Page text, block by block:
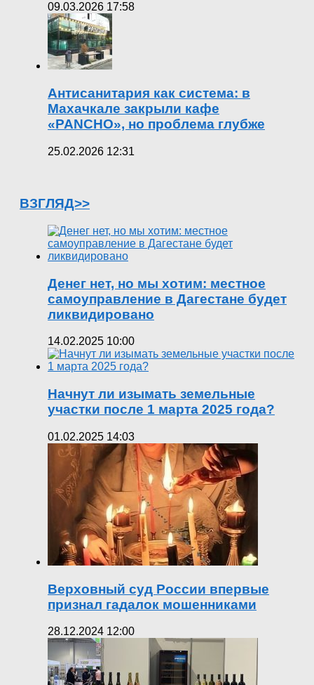
09.03.2026 17:58
Антисанитария как система: в
Махачкале закрыли кафе
«PANCHO», но проблема глубже
25.02.2026 12:31
ВЗГЛЯД>>
Денег нет, но мы хотим: местное
самоуправление в Дагестане будет
ликвидировано
14.02.2025 10:00
Начнут ли изымать земельные
участки после 1 марта 2025 года?
01.02.2025 14:03
Верховный суд России впервые
признал гадалок мошенниками
28.12.2024 12:00